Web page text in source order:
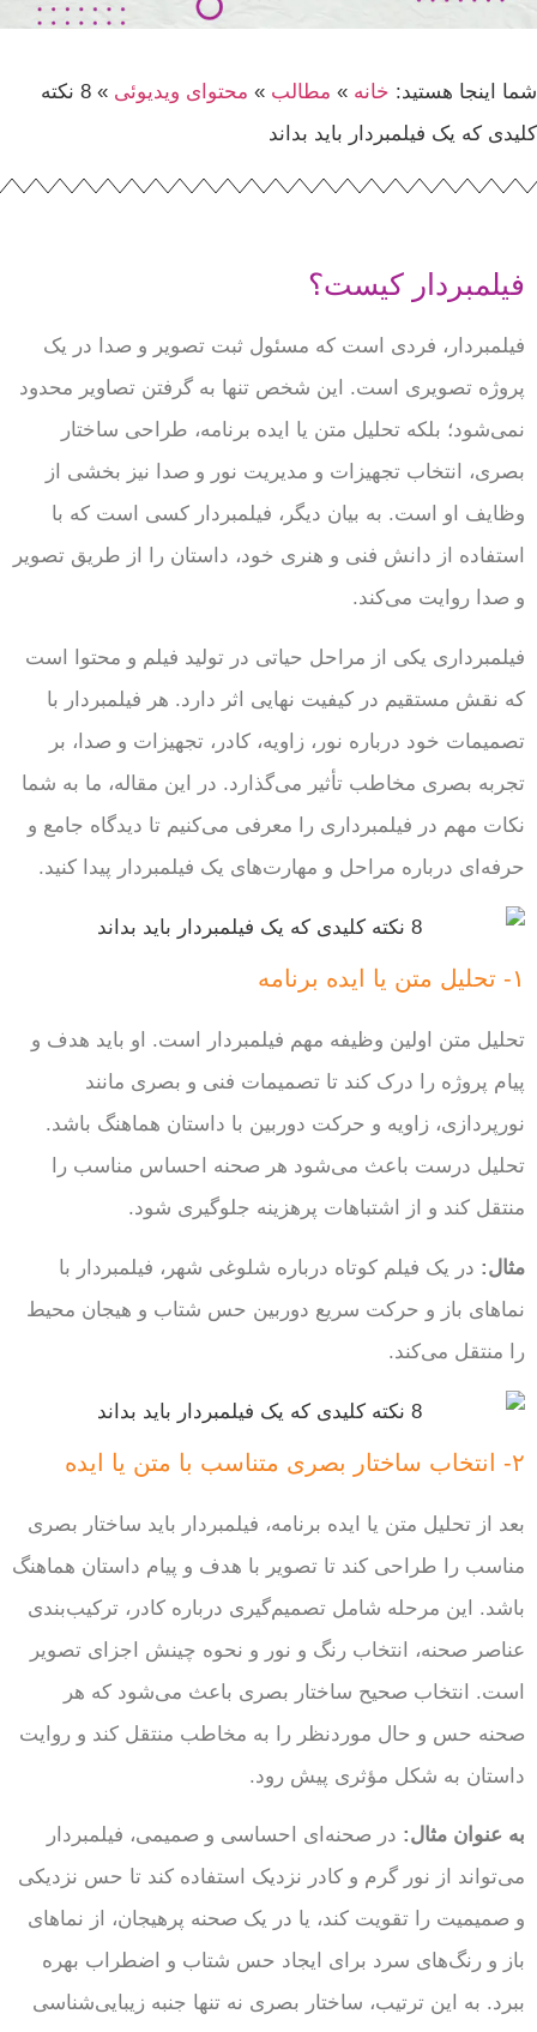
شما اینجا هستید: خانه » مطالب » محتوای ویدیوئی »
8 نکته
کلیدی که یک فیلمبردار باید بداند
فیلمبردار کیست؟
فیلمبردار، فردی است که مسئول ثبت تصویر و صدا در یک
پروژه تصویری است. این شخص تنها به گرفتن تصاویر محدود
نمی‌شود؛ بلکه تحلیل متن یا ایده برنامه، طراحی ساختار
بصری، انتخاب تجهیزات و مدیریت نور و صدا نیز بخشی از
وظایف او است. به بیان دیگر، فیلمبردار کسی است که با
استفاده از دانش فنی و هنری خود، داستان را از طریق تصویر
و صدا روایت می‌کند.
فیلمبرداری یکی از مراحل حیاتی در تولید فیلم و محتوا است
که نقش مستقیم در کیفیت نهایی اثر دارد. هر فیلمبردار با
تصمیمات خود درباره نور، زاویه، کادر، تجهیزات و صدا، بر
تجربه بصری مخاطب تأثیر می‌گذارد. در این مقاله، ما به شما
نکات مهم در فیلمبرداری را معرفی می‌کنیم تا دیدگاه جامع و
حرفه‌ای درباره مراحل و مهارت‌های یک فیلمبردار پیدا کنید.
۱- تحلیل متن یا ایده برنامه
تحلیل متن اولین وظیفه مهم فیلمبردار است. او باید هدف و
پیام پروژه را درک کند تا تصمیمات فنی و بصری مانند
نورپردازی، زاویه و حرکت دوربین با داستان هماهنگ باشد.
تحلیل درست باعث می‌شود هر صحنه احساس مناسب را
منتقل کند و از اشتباهات پرهزینه جلوگیری شود.
مثال: در یک فیلم کوتاه درباره شلوغی شهر، فیلمبردار با
نماهای باز و حرکت سریع دوربین حس شتاب و هیجان محیط
را منتقل می‌کند.
۲- انتخاب ساختار بصری متناسب با متن یا ایده
بعد از تحلیل متن یا ایده برنامه، فیلمبردار باید ساختار بصری
مناسب را طراحی کند تا تصویر با هدف و پیام داستان هماهنگ
باشد. این مرحله شامل تصمیم‌گیری درباره کادر، ترکیب‌بندی
عناصر صحنه، انتخاب رنگ و نور و نحوه چینش اجزای تصویر
است. انتخاب صحیح ساختار بصری باعث می‌شود که هر
صحنه حس و حال موردنظر را به مخاطب منتقل کند و روایت
داستان به شکل مؤثری پیش رود.
به عنوان مثال: در صحنه‌ای احساسی و صمیمی، فیلمبردار
می‌تواند از نور گرم و کادر نزدیک استفاده کند تا حس نزدیکی
و صمیمیت را تقویت کند، یا در یک صحنه پرهیجان، از نماهای
باز و رنگ‌های سرد برای ایجاد حس شتاب و اضطراب بهره
ببرد. به این ترتیب، ساختار بصری نه تنها جنبه زیبایی‌شناسی